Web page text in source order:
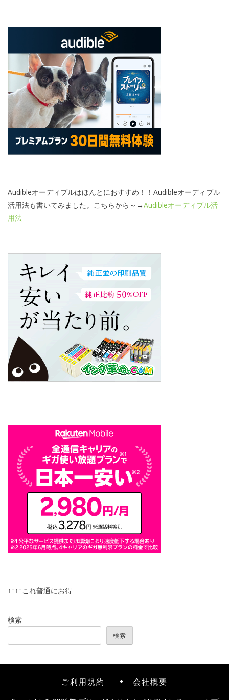
Audibleオーディブルはほんとにおすすめ！！Audibleオーディブル
活用法も書いてみました。こちらから～→Audibleオーディブル活
用法
↑↑↑↑これ普通にお得
検索
検索
ご利用規約 会社概要